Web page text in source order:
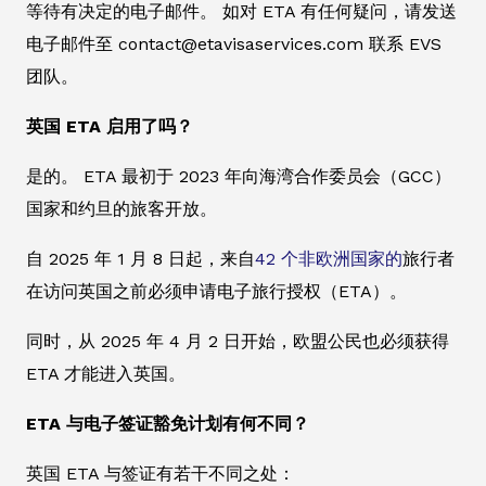
等待有决定的电子邮件。 如对 ETA 有任何疑问，请发送
电子邮件至 contact@etavisaservices.com 联系 EVS
团队。
英国 ETA 启用了吗？
是的。 ETA 最初于 2023 年向海湾合作委员会（GCC）
国家和约旦的旅客开放。
自 2025 年 1 月 8 日起，来自42 个非欧洲国家的旅行者
在访问英国之前必须申请电子旅行授权（ETA）。
同时，从 2025 年 4 月 2 日开始，欧盟公民也必须获得
ETA 才能进入英国。
ETA 与电子签证豁免计划有何不同？
英国 ETA 与签证有若干不同之处：